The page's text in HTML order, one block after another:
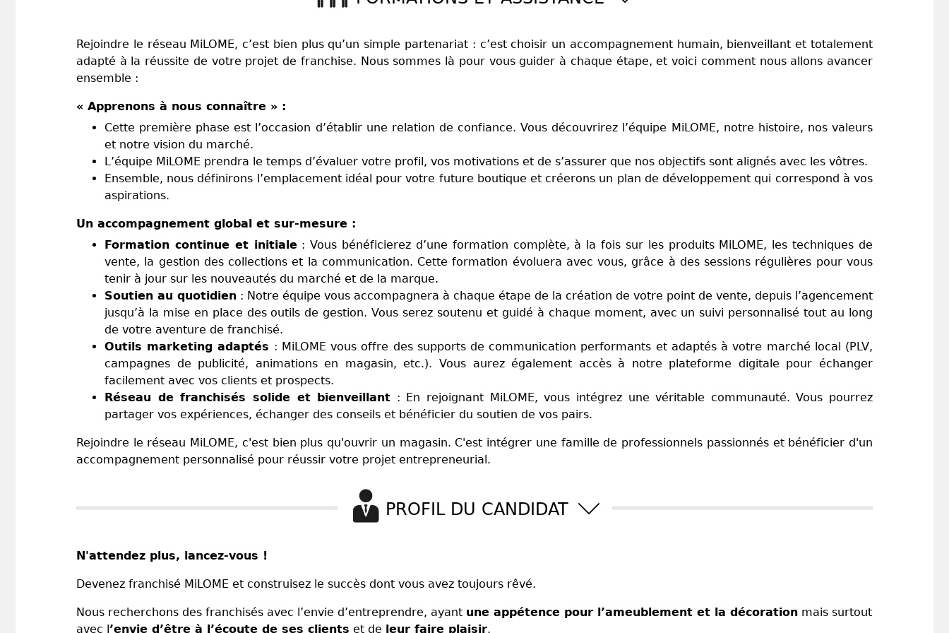
Rejoindre le réseau MiLOME, c’est bien plus qu’un simple partenariat : c’est choisir un accompagnement humain, bienveillant et totalement
adapté à la réussite de votre projet de franchise. Nous sommes là pour vous guider à chaque étape, et voici comment nous allons avancer
ensemble :
« Apprenons à nous connaître » :
Cette première phase est l’occasion d’établir une relation de confiance. Vous découvrirez l’équipe MiLOME, notre histoire, nos valeurs
et notre vision du marché.
L’équipe MiLOME prendra le temps d’évaluer votre profil, vos motivations et de s’assurer que nos objectifs sont alignés avec les vôtres.
Ensemble, nous définirons l’emplacement idéal pour votre future boutique et créerons un plan de développement qui correspond à vos
aspirations.
Un accompagnement global et sur-mesure :
Formation continue et initiale : Vous bénéficierez d’une formation complète, à la fois sur les produits MiLOME, les techniques de
vente, la gestion des collections et la communication. Cette formation évoluera avec vous, grâce à des sessions régulières pour vous
tenir à jour sur les nouveautés du marché et de la marque.
Soutien au quotidien : Notre équipe vous accompagnera à chaque étape de la création de votre point de vente, depuis l’agencement
jusqu’à la mise en place des outils de gestion. Vous serez soutenu et guidé à chaque moment, avec un suivi personnalisé tout au long
de votre aventure de franchisé.
Outils marketing adaptés : MiLOME vous offre des supports de communication performants et adaptés à votre marché local (PLV,
campagnes de publicité, animations en magasin, etc.). Vous aurez également accès à notre plateforme digitale pour échanger
facilement avec vos clients et prospects.
Réseau de franchisés solide et bienveillant : En rejoignant MiLOME, vous intégrez une véritable communauté. Vous pourrez
partager vos expériences, échanger des conseils et bénéficier du soutien de vos pairs.
Rejoindre le réseau MiLOME, c'est bien plus qu'ouvrir un magasin. C'est intégrer une famille de professionnels passionnés et bénéficier d'un
accompagnement personnalisé pour réussir votre projet entrepreneurial.
PROFIL DU CANDIDAT
N'attendez plus, lancez-vous !
Devenez franchisé MiLOME et construisez le succès dont vous avez toujours rêvé.
Nous recherchons des franchisés avec l’envie d’entreprendre, ayant une appétence pour l’ameublement et la décoration mais surtout
avec l ’envie d’être à l’écoute de ses clients et de leur faire plaisir.